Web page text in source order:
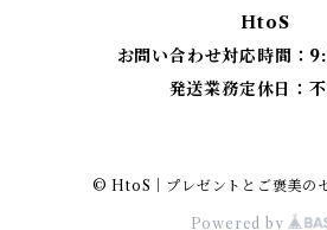
丸脚四角スツール
細脚四角スツール
HtoS
お問い合わせ対応時間：
発送業務定休日：
© HtoS｜プレゼントとご褒美の
Powered by